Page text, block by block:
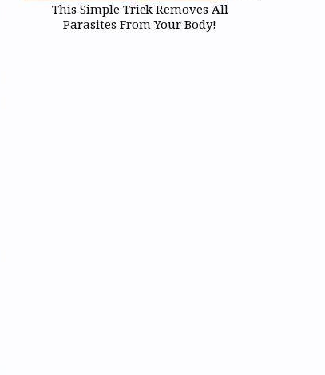
This Simple Trick Removes All
Parasites From Your Body!